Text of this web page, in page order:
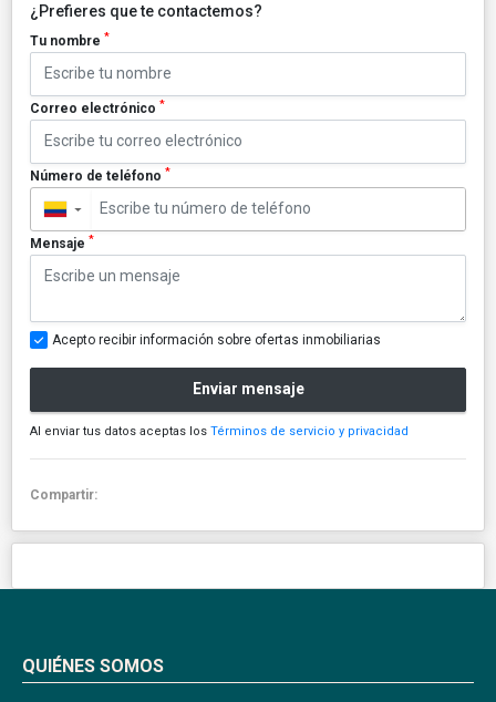
¿Prefieres que te contactemos?
Tu nombre *
Correo electrónico *
Número de teléfono *
▼
Mensaje *
Acepto recibir información sobre ofertas inmobiliarias
Enviar mensaje
Al enviar tus datos aceptas los Términos de servicio y privacidad
Compartir:
QUIÉNES SOMOS